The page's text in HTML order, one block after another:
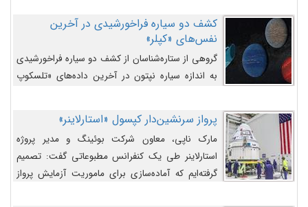
کشف دو سیاره فراخورشیدی در آخرین
نفس‌های «کپلر»
گروهی از ستاره‌شناسان از کشف دو سیاره فراخورشیدی
به اندازه سیاره نپتون در آخرین داده‌های «تلسکوپ
پرواز سرنشین‌دار کپسول «استارلاینر»
مارک ناپی، معاون شرکت بوئینگ و مدیر پروژه
استارلاینر طی یک کنفرانس مطبوعاتی گفت: تصمیم
گرفته‌ایم که آماده‌سازی برای ماموریت آزمایش پرواز